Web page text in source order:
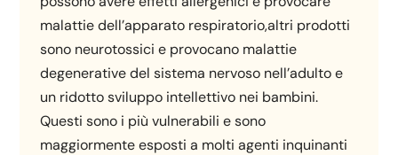
malattie dell’apparato respiratorio,altri prodotti
sono neurotossici e provocano malattie
degenerative del sistema nervoso nell’adulto e
un ridotto sviluppo intellettivo nei bambini.
Questi sono i più vulnerabili e sono
maggiormente esposti a molti agenti inquinanti